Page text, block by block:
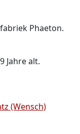
Phaeton.
Jahre alt.
(Wensch)